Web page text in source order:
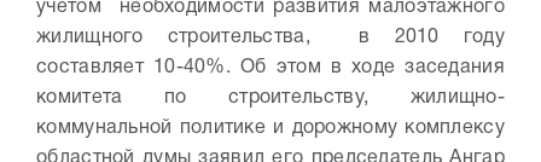
учетом необходимости развития малоэтажного
жилищного строительства, в 2010 году
составляет 10-40%. Об этом в ходе заседания
комитета по строительству, жилищно-
коммунальной политике и дорожному комплексу
областной думы заявил его председатель Ангар